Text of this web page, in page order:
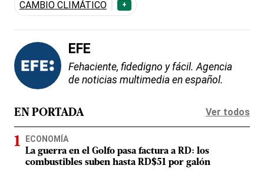
CAMBIO CLIMÁTICO +
EFE
Fehaciente, fidedigno y fácil. Agencia
de noticias multimedia en español.
EN PORTADA Ver todos
ECONOMÍA
La guerra en el Golfo pasa factura a RD: los
combustibles suben hasta RD$51 por galón